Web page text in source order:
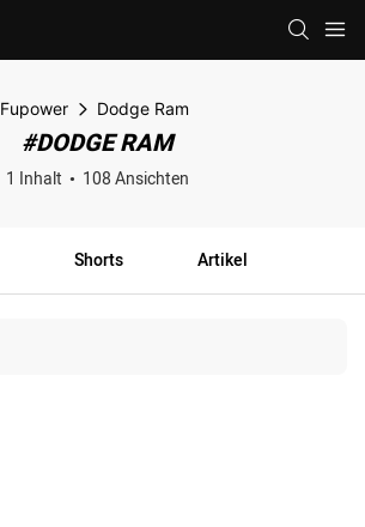
Fupower Dodge Ram
#DODGE RAM
1 Inhalt 108 Ansichten
Shorts Artikel